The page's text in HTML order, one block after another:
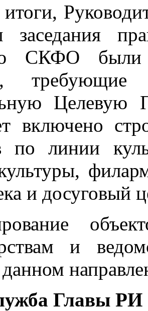
заседания
СКФО были
Целевую
включено
по линии
и
и
данном
Главы